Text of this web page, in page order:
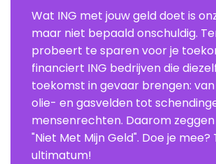
Wat ING met jouw geld doet is
maar niet bepaald onschuldig.
probeert te sparen voor je
financiert ING bedrijven die
toekomst in gevaar brengen:
olie- en gasvelden tot
mensenrechten. Daarom
"Niet Met Mijn Geld". Doe je
ultimatum!